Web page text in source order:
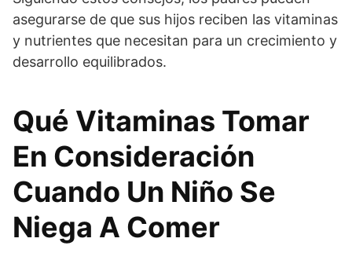
asegurarse de que sus hijos reciben las vitaminas
y nutrientes que necesitan para un crecimiento y
desarrollo equilibrados.
Qué Vitaminas Tomar
En Consideración
Cuando Un Niño Se
Niega A Comer